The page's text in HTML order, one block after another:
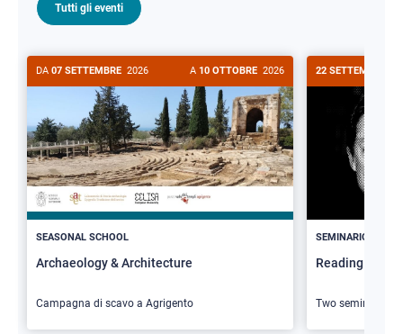
Tutti gli eventi
DA 07 SETTEMBRE 2026 A 10 OTTOBRE 2026
SEASONAL SCHOOL
Archaeology & Architecture
Campagna di scavo a Agrigento
22 SETTEMBRE
SEMINARIO
Reading
Two seminars